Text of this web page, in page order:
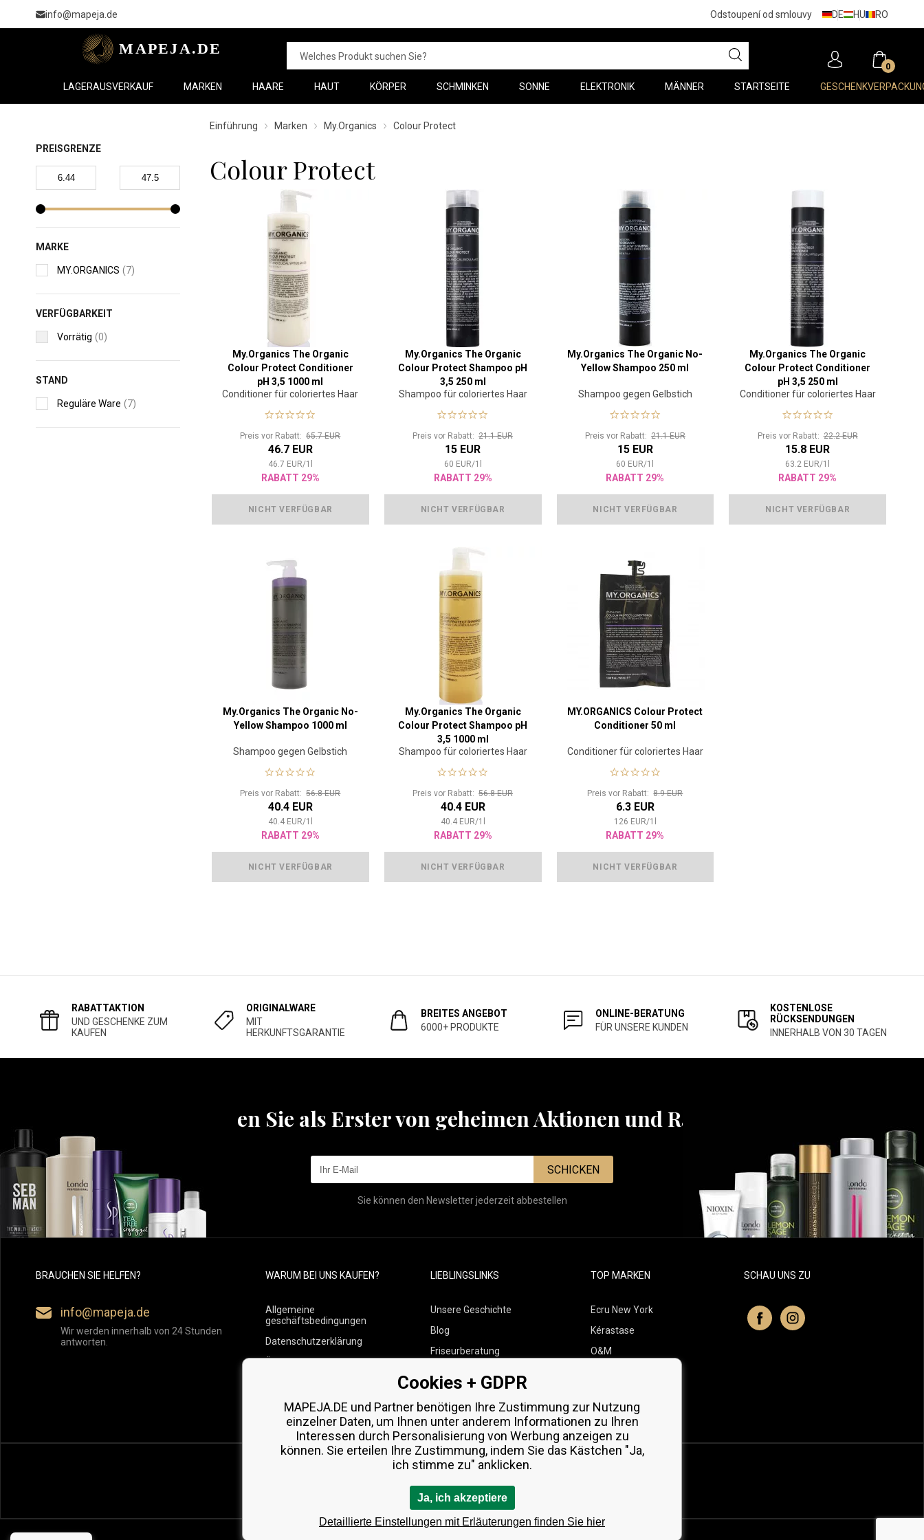
info@mapeja.de Odstoupení od smlouvy DE HU RO
0
LAGERAUSVERKAUF MARKEN HAARE HAUT KÖRPER SCHMINKEN SONNE ELEKTRONIK MÄNNER STARTSEITE
PREISGRENZE
MARKE
MY.ORGANICS (7)
VERFÜGBARKEIT
Vorrätig (0)
STAND
Reguläre Ware (7)
Einführung Marken My.Organics Colour Protect
Colour Protect
My.Organics The Organic
Colour Protect Conditioner
pH 3,5 1000 ml
Conditioner für coloriertes Haar
Preis vor Rabatt:65.7 EUR
46.7 EUR
46.7 EUR/1
RABATT 29%
NICHT VERFÜGBAR
My.Organics The Organic
Colour Protect Shampoo pH
3,5 250 ml
Shampoo für coloriertes Haar
Preis vor Rabatt:21.1 EUR
15 EUR
60 EUR/1
RABATT 29%
NICHT VERFÜGBAR
My.Organics The Organic No-
Yellow Shampoo 250 ml
Shampoo gegen Gelbstich
Preis vor Rabatt: 21.1 EUR
15 EUR
60 EUR/1
RABATT 29%
NICHT VERFÜGBAR
My.Organics The Organic
Colour Protect Conditioner
pH 3,5 250 ml
Conditioner für coloriertes Haar
Preis vor Rabatt:22.2 EUR
15.8 EUR
63.2 EUR/1
RABATT 29%
NICHT VERFÜGBAR
My.Organics The Organic No-
Yellow Shampoo 1000 ml
Shampoo gegen Gelbstich
Preis vor Rabatt:56.8 EUR
40.4 EUR
40.4 EUR/1
RABATT 29%
NICHT VERFÜGBAR
My.Organics The Organic
Colour Protect Shampoo pH
3,5 1000 ml
Shampoo für coloriertes Haar
Preis vor Rabatt:56.8 EUR
40.4 EUR
40.4 EUR/1
RABATT 29%
NICHT VERFÜGBAR
MY.ORGANICS Colour Protect
Conditioner 50 ml
Conditioner für coloriertes Haar
Preis vor Rabatt:8.9 EUR
6.3 EUR
126 EUR/1
RABATT 29%
NICHT VERFÜGBAR
RABATTAKTION
UND GESCHENKE ZUM
KAUFEN
ORIGINALWARE
MIT
HERKUNFTSGARANTIE
BREITES ANGEBOT
6000+ PRODUKTE
ONLINE-BERATUNG
FÜR UNSERE KUNDEN
KOSTENLOSE
RÜCKSENDUNGEN
INNERHALB VON 30 TAGEN
Erfahren Sie als Erster von geheimen Aktionen und Rabatten
SCHICKEN
Sie können den Newsletter jederzeit abbestellen
BRAUCHEN SIE HELFEN?
info@mapeja.de
Wir werden innerhalb von 24 Stunden
antworten.
WARUM BEI UNS KAUFEN?
Allgemeine
geschäftsbedingungen
Datenschutzerklärung
Übersicht über Zahlungen und
LIEBLINGSLINKS
Unsere Geschichte
Blog
Friseurberatung
Kostenlose Produktproben
TOP MARKEN
Ecru New York
Kérastase
O&M
Zenz Organic
SCHAU UNS ZU
Cookies + GDPR
MAPEJA.DE und Partner benötigen Ihre Zustimmung zur Nutzung
einzelner Daten, um Ihnen unter anderem Informationen zu Ihren
Interessen durch Personalisierung von Werbung anzeigen zu
können. Sie erteilen Ihre Zustimmung, indem Sie das Kästchen "Ja,
ich stimme zu" anklicken.
Ja, ich akzeptiere
Detaillierte Einstellungen mit Erläuterungen finden Sie hier